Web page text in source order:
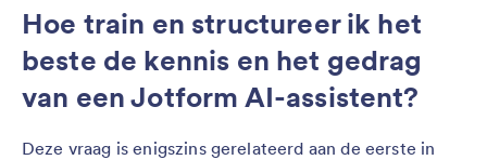
Hoe train en structureer ik het
beste de kennis en het gedrag
van een Jotform AI-assistent?
Deze vraag is enigszins gerelateerd aan de eerste in